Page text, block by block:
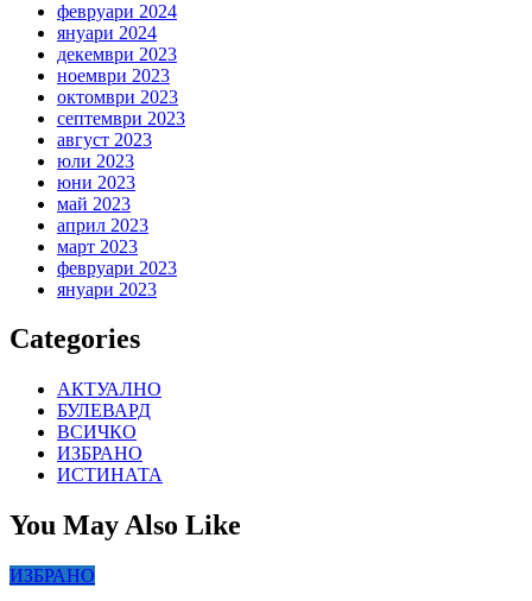
февруари 2024
януари 2024
декември 2023
ноември 2023
октомври 2023
септември 2023
август 2023
юли 2023
юни 2023
май 2023
април 2023
март 2023
февруари 2023
януари 2023
Categories
АКТУАЛНО
БУЛЕВАРД
ВСИЧКО
ИЗБРАНО
ИСТИНАТА
You May Also Like
ИЗБРАНО